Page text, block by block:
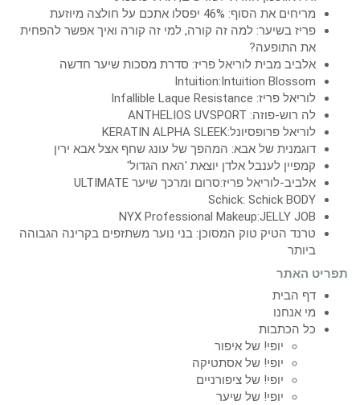
מריחים את הסוף: 46% יפסלו אתכם על חולצה מיוזעת
פריז בשיער: למה זה קורה, למי זה קורה ואיך אפשר להפחית
את התופעה?
אלביב מבית לוריאל פריז: סדרת מסכות שיער חדשה
Intuition:Intuition Blossom
לוריאל פריז: Infallible Laque Resistance
לה רוש-פוזה: ANTHELIOS UVSPORT
לוריאל פרופסיונל:KERATIN ALPHA SLEEK
דוגמנית של אבא: המהפך של עונג שחף אצל אבא ירין
קמפיין לענבל אלדן יוצאת 'האח הגדול'
אלביב-לוריאל פריז:סרום ומרכך שיער ULTIMATE
Schick: Schick BODY
NYX Professional Makeup:JELLY JOB
טרנד הטיק טוק המסוכן: בני נוער משתזפים בקרינה הגבוהה
ביותר
תפריט האתר
דף הבית
מי אנחנו
כל הכתבות
יופי! של איפור
יופי! של אסתטיקה
יופי! של ציפורניים
יופי! של שיער